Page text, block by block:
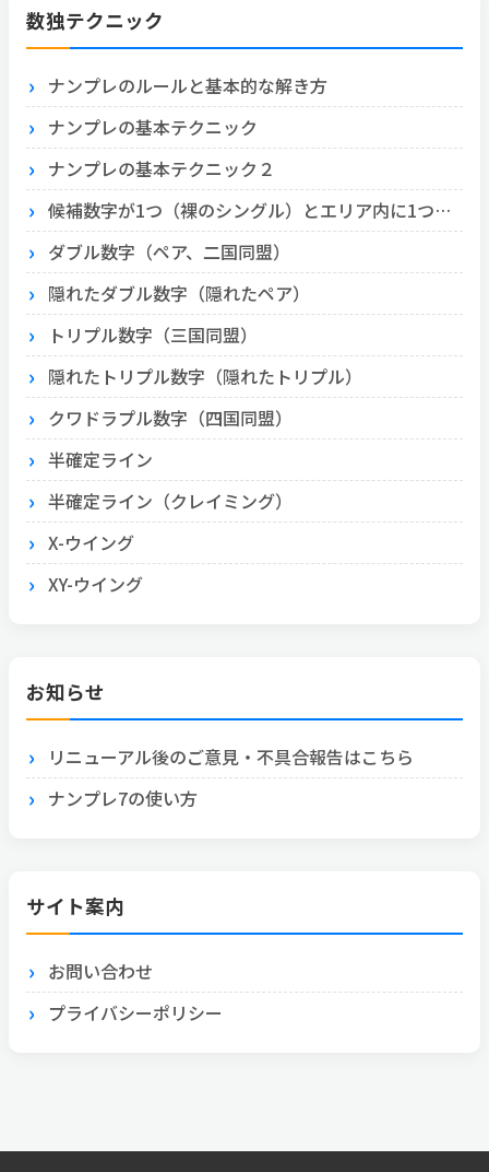
数独テクニック
ナンプレのルールと基本的な解き方
ナンプレの基本テクニック
ナンプレの基本テクニック２
候補数字が1つ（裸のシングル）とエリア内に1つ（隠れたシングル）
ダブル数字（ペア、二国同盟）
隠れたダブル数字（隠れたペア）
トリプル数字（三国同盟）
隠れたトリプル数字（隠れたトリプル）
クワドラプル数字（四国同盟）
半確定ライン
半確定ライン（クレイミング）
X-ウイング
XY-ウイング
お知らせ
リニューアル後のご意見・不具合報告はこちら
ナンプレ7の使い方
サイト案内
お問い合わせ
プライバシーポリシー